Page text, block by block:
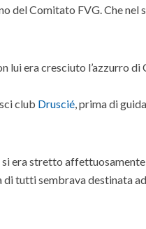
del Comitato FVG. Che nel
lui era cresciuto l’azzurro di
club Druscié , prima di
si era stretto
di tutti sembrava destinata ad